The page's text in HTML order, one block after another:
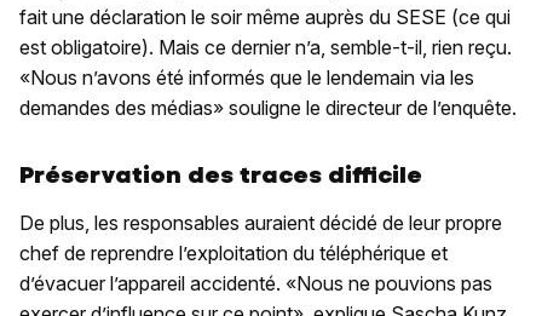
fait une déclaration le soir même auprès du SESE (ce qui
est obligatoire). Mais ce dernier n’a, semble-t-il, rien reçu.
«Nous n’avons été informés que le lendemain via les
demandes des médias» souligne le directeur de l’enquête.
Préservation des traces difficile
De plus, les responsables auraient décidé de leur propre
chef de reprendre l’exploitation du téléphérique et
d’évacuer l’appareil accidenté. «Nous ne pouvions pas